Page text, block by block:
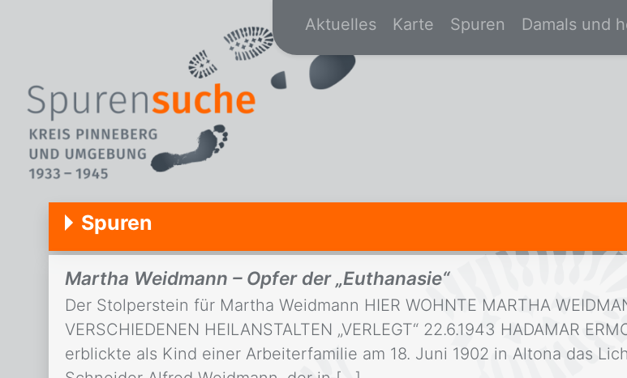
Zur Startseite von
Aktuelles Karte Spuren Damals und
Spuren
Martha Weidmann – Opfer der „Euthanasie“
Der Stolperstein für Martha Weidmann HIER WOHNTE MARTHA
VERSCHIEDENEN HEILANSTALTEN „VERLEGT“ 22.6.1943 HADAMAR
erblickte als Kind einer Arbeiterfamilie am 18. Juni 1902 in Altona das